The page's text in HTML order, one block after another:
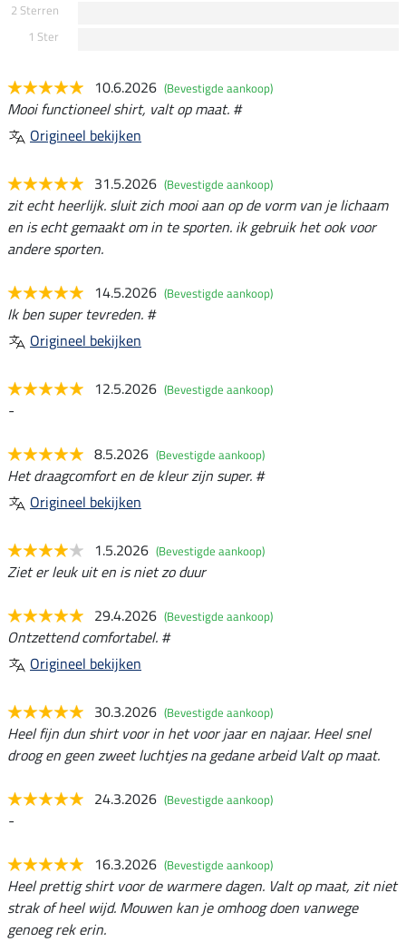
2 Sterren
1 Ster
10.6.2026 (Bevestigde aankoop)
Mooi functioneel shirt, valt op maat. #
Origineel bekijken
31.5.2026 (Bevestigde aankoop)
zit echt heerlijk. sluit zich mooi aan op de vorm van je lichaam
en is echt gemaakt om in te sporten. ik gebruik het ook voor
andere sporten.
14.5.2026 (Bevestigde aankoop)
Ik ben super tevreden. #
Origineel bekijken
12.5.2026 (Bevestigde aankoop)
-
8.5.2026 (Bevestigde aankoop)
Het draagcomfort en de kleur zijn super. #
Origineel bekijken
1.5.2026 (Bevestigde aankoop)
Ziet er leuk uit en is niet zo duur
29.4.2026 (Bevestigde aankoop)
Ontzettend comfortabel. #
Origineel bekijken
30.3.2026 (Bevestigde aankoop)
Heel fijn dun shirt voor in het voor jaar en najaar. Heel snel
droog en geen zweet luchtjes na gedane arbeid Valt op maat.
24.3.2026 (Bevestigde aankoop)
-
16.3.2026 (Bevestigde aankoop)
Heel prettig shirt voor de warmere dagen. Valt op maat, zit niet
strak of heel wijd. Mouwen kan je omhoog doen vanwege
genoeg rek erin.